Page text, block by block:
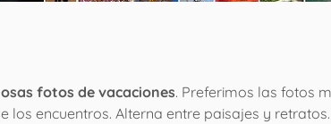
fotos de vacaciones. Preferimos las fotos
encuentros. Alterna entre paisajes y